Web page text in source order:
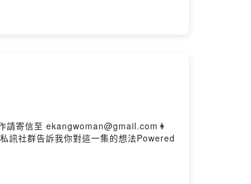
請寄信至 ekangwoman@gmail.com👩
社群告訴我你對這一集的想法Powered